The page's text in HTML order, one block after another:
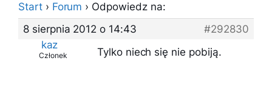
Start › Forum › Odpowiedz na:
8 sierpnia 2012 o 14:43
#292830
kaz
Członek Tylko niech się nie pobiją.